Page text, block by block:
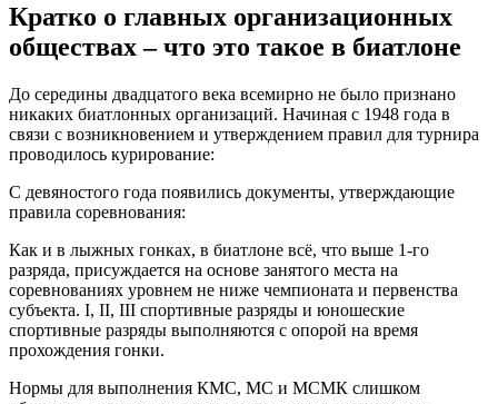
Кратко о главных организационных
обществах – что это такое в биатлоне
До середины двадцатого века всемирно не было признано
никаких биатлонных организаций. Начиная с 1948 года в
связи с возникновением и утверждением правил для турнира
проводилось курирование:
С девяностого года появились документы, утверждающие
правила соревнования:
Как и в лыжных гонках, в биатлоне всё, что выше 1-го
разряда, присуждается на основе занятого места на
соревнованиях уровнем не ниже чемпионата и первенства
субъекта. I, II, III спортивные разряды и юношеские
спортивные разряды выполняются с опорой на время
прохождения гонки.
Нормы для выполнения КМС, МС и МСМК слишком